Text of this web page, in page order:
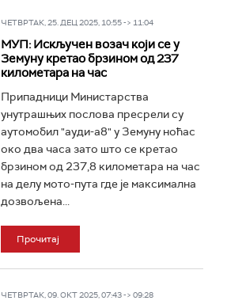
ЧЕТВРТАК, 25. ДЕЦ 2025, 10:55 -> 11:04
МУП: Искључен возач који се у
Земуну кретао брзином од 237
километара на час
Припадници Министарства
унутрашњих послова пресрели су
аутомобил "ауди-а8" у Земуну ноћас
око два часа зато што се кретао
брзином од 237,8 километара на час
на делу мото-пута где је максимална
дозвољена...
Прочитај
ЧЕТВРТАК, 09. ОКТ 2025, 07:43 -> 09:28